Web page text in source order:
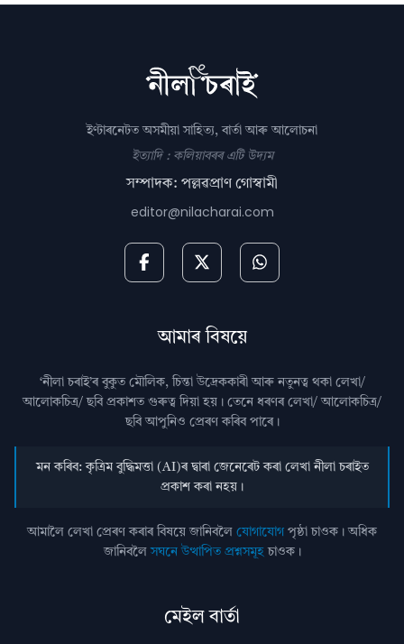
ইণ্টাৰনেটত অসমীয়া সাহিত্য, বাৰ্তা আৰু আলোচনা
ইত্যাদি : কলিয়াবৰৰ এটি উদ্যম
সম্পাদক: পল্লৱপ্ৰাণ গোস্বামী
editor@nilacharai.com
আমাৰ বিষয়ে
‘নীলা চৰাই’ৰ বুকুত মৌলিক, চিন্তা উদ্রেককাৰী আৰু নতুনত্ব থকা লেখা/
আলোকচিত্ৰ/ ছবি প্রকাশত গুৰুত্ব দিয়া হয়। তেনে ধৰণৰ লেখা/ আলোকচিত্ৰ/
ছবি আপুনিও প্রেৰণ কৰিব পাৰে।
মন কৰিব: কৃত্ৰিম বুদ্ধিমত্তা (AI)ৰ দ্বাৰা জেনেৰেট কৰা লেখা নীলা চৰাইত
প্ৰকাশ কৰা নহয়।
আমালৈ লেখা প্ৰেৰণ কৰাৰ বিষয়ে জানিবলৈ যোগাযোগ পৃষ্ঠা চাওক। অধিক
জানিবলৈসঘনে উত্থাপিত প্ৰশ্নসমূহচাওক।
মেইল বাৰ্তা